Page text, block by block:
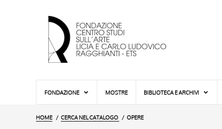
FONDAZIONE MOSTRE BIBLIOTECA E ARCHIVI
HOME CERCA NEL CATALOGO OPERE